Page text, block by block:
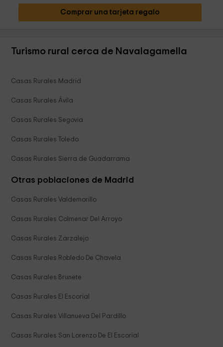
Comprar una tarjeta regalo
Turismo rural cerca de Navalagamella
Casas Rurales Madrid
Casas Rurales Ávila
Casas Rurales Segovia
Casas Rurales Toledo
Casas Rurales Sierra de Guadarrama
Otras poblaciones de Madrid
Casas Rurales Valdemorillo
Casas Rurales Colmenar Del Arroyo
Casas Rurales Zarzalejo
Casas Rurales Robledo De Chavela
Casas Rurales Brunete
Casas Rurales El Escorial
Casas Rurales Villanueva Del Pardillo
Casas Rurales San Lorenzo De El Escorial